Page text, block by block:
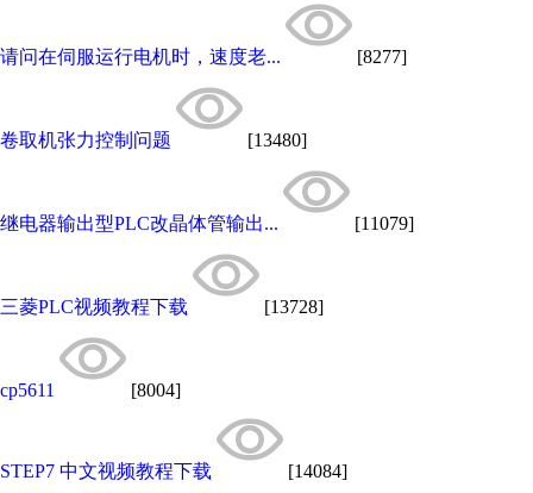
请问在伺服运行电机时，速度老... [8277]
卷取机张力控制问题 [13480]
继电器输出型PLC改晶体管输出... [11079]
三菱PLC视频教程下载 [13728]
cp5611 [8004]
STEP7 中文视频教程下载 [14084]